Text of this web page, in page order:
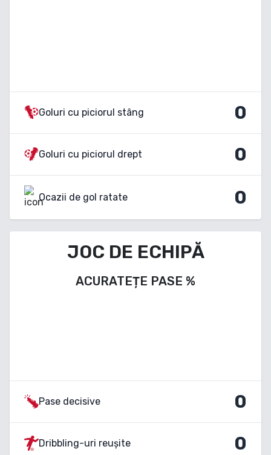
Goluri cu piciorul stâng 0
Goluri cu piciorul drept 0
Ocazii de gol ratate 0
JOC DE ECHIPĂ
ACURATEȚE PASE %
Pase decisive 0
Dribbling-uri reușite 0